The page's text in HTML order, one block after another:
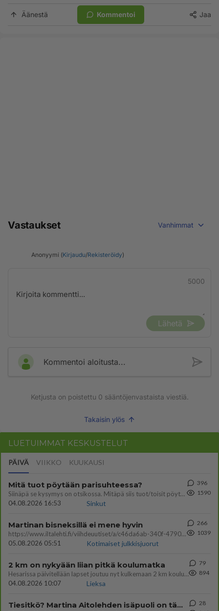
Äänestä Kommentoi Jaa
Vastaukset Vanhimmat
Anonyymi (Kirjaudu/Rekisteröidy)
5000
Lähetä
Kommentoi aloitusta...
Ketjusta on poistettu 0 sääntöjenvastaista viestiä.
Takaisin ylös
LUETUIMMAT KESKUSTELUT
PÄIVÄ VIIKKO KUUKAUSI
Mitä tuot pöytään parisuhteessa?
Siinäpä se kysymys on otsikossa. Mitäpä siis tuot/toisit pöytään parisuhteessa? Oletko mies vai nainen? Koetko sen mitä
04.08.2026 16:53
Sinkut
396
1590
Martinan bisneksillä ei mene hyvin
https://www.iltalehti.fi/viihdeuutiset/a/c46da6ab-340f-4790-aaa7-0865eed2336 Yrityksen konkurssihakemus on tullut kärä
05.08.2026 05:51
Kotimaiset julkkisjuorut
266
1039
2 km on nykyään liian pitkä koulumatka
Hesarissa päivitellään lapset joutuu nyt kulkemaan 2 km kouluun jösses. Ruostefillarilla tuo matka menee vaikka miten äk
04.08.2026 10:07
Lieksa
79
894
Tiesitkö? Martina Aitolehden isäpuoli on tämä suosittu laulaja
28